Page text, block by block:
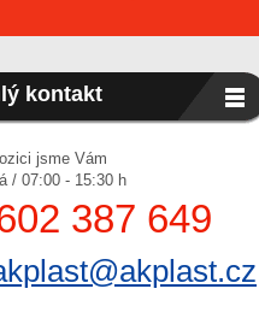
kontakt
jsme Vám
/ 07:00 - 15:30 h
387 649